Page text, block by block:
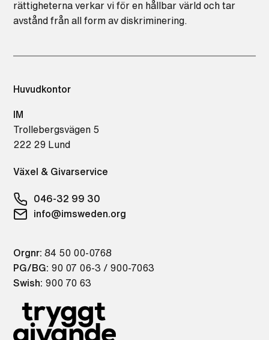
rättigheterna verkar vi för en hållbar värld och tar
avstånd från all form av diskriminering.
Huvudkontor
IM
Trollebergsvägen 5
222 29 Lund
Växel & Givarservice
046-32 99 30
info@imsweden.org
Orgnr: 84 50 00-0768
PG/BG: 90 07 06-3 / 900-7063
Swish: 900 70 63